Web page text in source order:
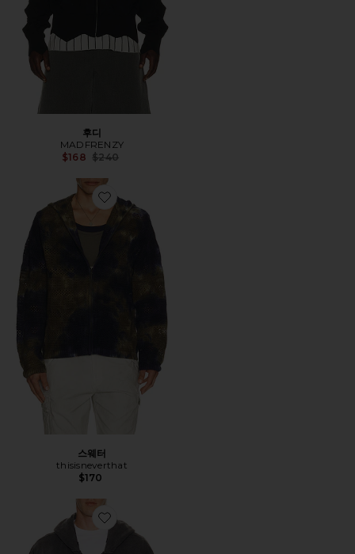
후디
MADFRENZY
$168 Previous price:
$240
Favorite 스웨터
스웨터
thisisneverthat
$170
Favorite FOLLOW UR DRMS 후디